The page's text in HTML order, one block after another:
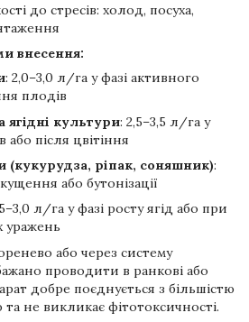
до стресів: холод, посуха,
внесення:
: 2,0–3,0 л/га у фазі активного
плодів
ягідні культури: 2,5–3,5 л/га у
або після цвітіння
(кукурудза, ріпак, соняшник):
або бутонізації
л/га у фазі росту ягід або при
уражень
або через систему
проводити в ранкові або
добре поєднується з більшістю
не викликає фітотоксичності.